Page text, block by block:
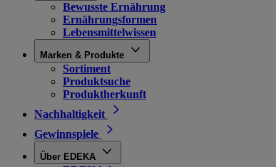
Bewusste Ernährung
Ernährungsformen
Lebensmittelwissen
Marken & Produkte
Sortiment
Produktsuche
Produktherkunft
Nachhaltigkeit
Gewinnspiele
Über EDEKA